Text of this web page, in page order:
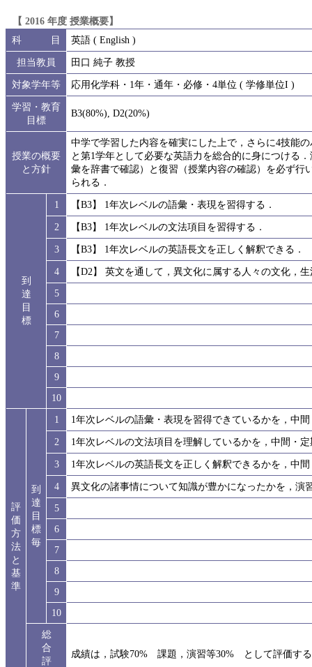
【 2016 年度 授業概要】
科 目
英語 ( English )
担当教員
田口 純子 教授
対象学年等
応用化学科・1年・通年・必修・4単位 ( 学修単位I )
学習・教育
目標
B3(80%), D2(20%)
授業の概要
と方針
中学で学習した内容を確実にした上で，さらに4技能
と第1学年として必要な英語力を総合的に身につける
彙を辞書で確認）と復習（授業内容の確認）を必ず
られる．
到
達
目
標
1
【B3】 1年次レベルの語彙・表現を習得する．
2
【B3】 1年次レベルの文法項目を習得する．
3
【B3】 1年次レベルの英語長文を正しく解釈できる．
4
【D2】 英文を通して，異文化に属する人々の文化，
5
6
7
8
9
10
評
価
方
法
と
基
準
到
達
目
標
毎
1
1年次レベルの語彙・表現を習得できているかを，中
2
1年次レベルの文法項目を理解しているかを，中間・
3
1年次レベルの英語長文を正しく解釈できるかを，中
4
異文化の諸事情について知識が豊かになったかを，演
5
6
7
8
9
10
総
合
評
成績は，試験70% 課題，演習等30% として評価する